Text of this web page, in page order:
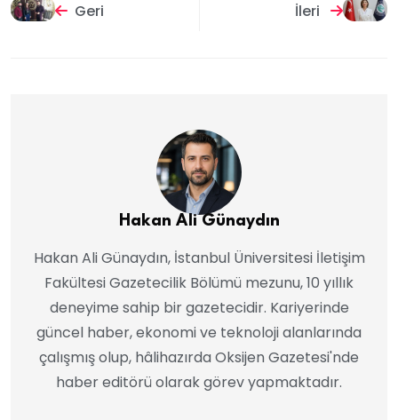
Geri İleri
Hakan Ali Günaydın
Hakan Ali Günaydın, İstanbul Üniversitesi İletişim
Fakültesi Gazetecilik Bölümü mezunu, 10 yıllık
deneyime sahip bir gazetecidir. Kariyerinde
güncel haber, ekonomi ve teknoloji alanlarında
çalışmış olup, hâlihazırda Oksijen Gazetesi'nde
haber editörü olarak görev yapmaktadır.